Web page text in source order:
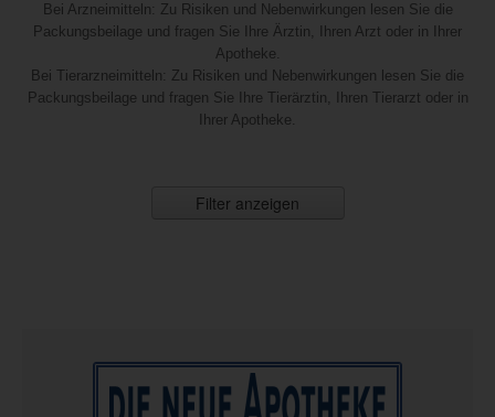
Bei Arzneimitteln: Zu Risiken und Nebenwirkungen lesen Sie die
Packungsbeilage und fragen Sie Ihre Ärztin, Ihren Arzt oder in Ihrer
Apotheke.
Bei Tierarzneimitteln: Zu Risiken und Nebenwirkungen lesen Sie die
Packungsbeilage und fragen Sie Ihre Tierärztin, Ihren Tierarzt oder in
Ihrer Apotheke.
Filter anzeigen